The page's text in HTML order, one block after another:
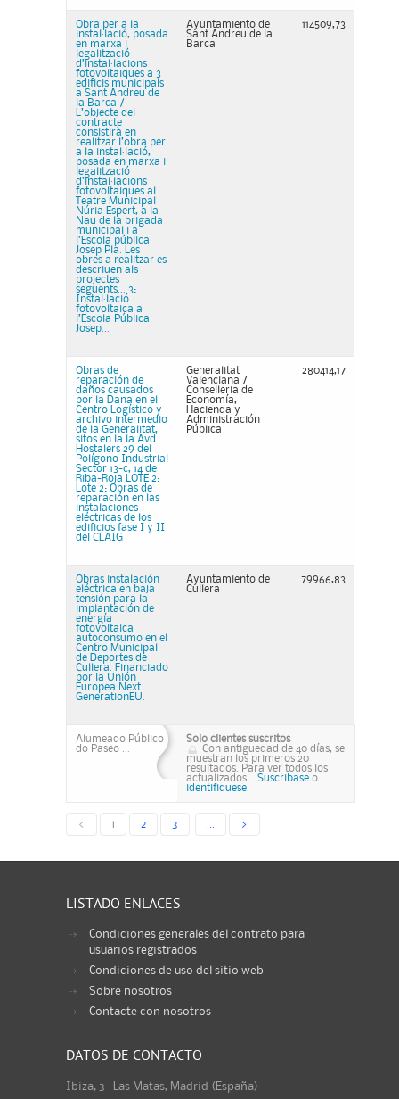
Obra per a la
instal·lació, posada
en marxa i
legalització
d’instal·lacions
fotovoltaiques a 3
edificis municipals
a Sant Andreu de
la Barca /
L’objecte del
contracte
consistirà en
realitzar l’obra per
a la instal·lació,
posada en marxa i
legalització
d’instal·lacions
fotovoltaiques al
Teatre Municipal
Núria Espert, a la
Nau de la brigada
municipal i a
l’Escola pública
Josep Pla. Les
obres a realitzar es
descriuen als
projectes
següents... 3:
Instal·lació
fotovoltaica a
l’Escola Pública
Josep...
Ayuntamiento de
Sant Andreu de la
Barca
114509,73
Obras de
reparación de
daños causados
por la Dana en el
Centro Logístico y
archivo intermedio
de la Generalitat,
sitos en la la Avd.
Hostalers 29 del
Polígono Industrial
Sector 13-c, 14 de
Riba-Roja LOTE 2:
Lote 2: Obras de
reparación en las
instalaciones
eléctricas de los
edificios fase I y II
del CLAIG
Generalitat
Valenciana /
Conselleria de
Economía,
Hacienda y
Administración
Pública
280414,17
Obras instalación
eléctrica en baja
tensión para la
implantación de
energía
fotovoltaica
autoconsumo en el
Centro Municipal
de Deportes de
Cullera. Financiado
por la Unión
Europea Next
GenerationEU.
Ayuntamiento de
Cullera
79966,83
Alumeado Público
do Paseo ...
Solo clientes suscritos
Con antiguedad de 40 días, se
muestran los primeros 20
resultados. Para ver todos los
actualizados... Suscribase o
identifiquese.
< 1 2 3 >
LISTADO ENLACES
Condiciones generales del contrato para
usuarios registrados
Condiciones de uso del sitio web
Sobre nosotros
Contacte con nosotros
DATOS DE CONTACTO
Ibiza, 3 · Las Matas, Madrid (España)